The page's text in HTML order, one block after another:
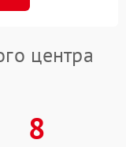
центра
8